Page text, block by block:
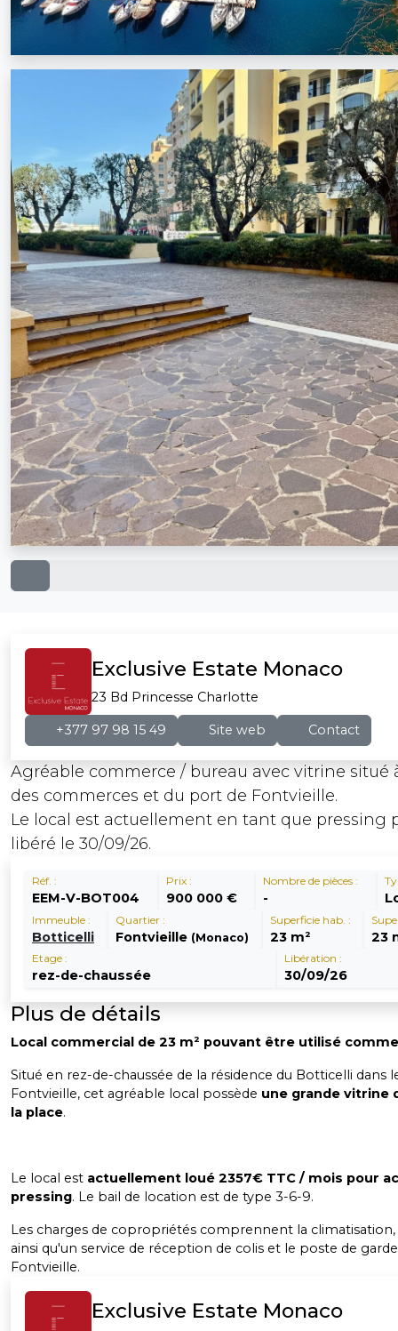
Exclusive Estate Monaco
23 Bd Princesse Charlotte
+377 97 98 15 49 Site web Contact
Agréable commerce / bureau avec vitrine situé
des commerces et du port de Fontvieille.
Le local est actuellement en tant que pressing
libéré le 30/09/26.
Réf. :
EEM-V-BOT004
Prix :
900 000 €
Nombre de pièces :
-
Immeuble :
Botticelli
Quartier :
Fontvieille (Monaco)
Superficie hab. :
23 m² 23
Etage :
rez-de-chaussée
Libération :
30/09/26
Plus de détails
Local commercial de 23 m² pouvant être utilisé
Situé en rez-de-chaussée de la résidence du Botticelli dans
Fontvieille, cet agréable local possède une grande vitrine
la place.
Le local est actuellement loué 2357€ TTC / mois pour
pressing. Le bail de location est de type 3-6-9.
Les charges de copropriétés comprennent la climatisation,
ainsi qu'un service de réception de colis et le poste de
Fontvieille.
Exclusive Estate Monaco